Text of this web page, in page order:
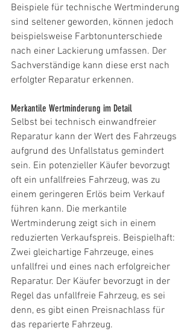
Beispiele für technische Wertminderung
sind seltener geworden, können jedoch
beispielsweise Farbtonunterschiede
nach einer Lackierung umfassen. Der
Sachverständige kann diese erst nach
erfolgter Reparatur erkennen.
Merkantile Wertminderung im Detail
Selbst bei technisch einwandfreier
Reparatur kann der Wert des Fahrzeugs
aufgrund des Unfallstatus gemindert
sein. Ein potenzieller Käufer bevorzugt
oft ein unfallfreies Fahrzeug, was zu
einem geringeren Erlös beim Verkauf
führen kann. Die merkantile
Wertminderung zeigt sich in einem
reduzierten Verkaufspreis. Beispielhaft:
Zwei gleichartige Fahrzeuge, eines
unfallfrei und eines nach erfolgreicher
Reparatur. Der Käufer bevorzugt in der
Regel das unfallfreie Fahrzeug, es sei
denn, es gibt einen Preisnachlass für
das reparierte Fahrzeug.